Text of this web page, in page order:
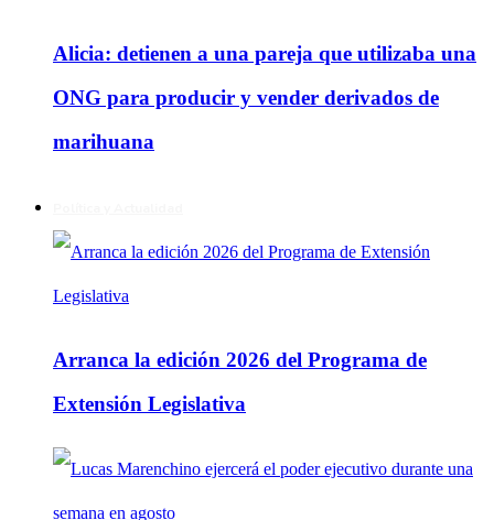
Alicia: detienen a una pareja que utilizaba una
ONG para producir y vender derivados de
marihuana
Arranca la edición 2026 del Programa de
Extensión Legislativa